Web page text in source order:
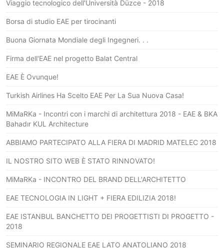
Viaggio tecnologico dell'Università Düzce - 2018
Borsa di studio EAE per tirocinanti
Buona Giornata Mondiale degli Ingegneri. . .
Firma dell'EAE nel progetto Balat Central
EAE È Ovunque!
Turkish Airlines Ha Scelto EAE Per La Sua Nuova Casa!
MiMaRKa - Incontri con i marchi di architettura 2018 - EAE & BKA
Bahadır KUL Architecture
ABBIAMO PARTECIPATO ALLA FIERA DI MADRID MATELEC 2018
IL NOSTRO SITO WEB È STATO RINNOVATO!
MiMaRKa - INCONTRO DEL BRAND DELL'ARCHITETTO
EAE TECNOLOGIA IN LIGHT + FIERA EDILIZIA 2018!
EAE ISTANBUL BANCHETTO DEI PROGETTISTI DI PROGETTO -
2018
SEMINARIO REGIONALE EAE LATO ANATOLIANO 2018